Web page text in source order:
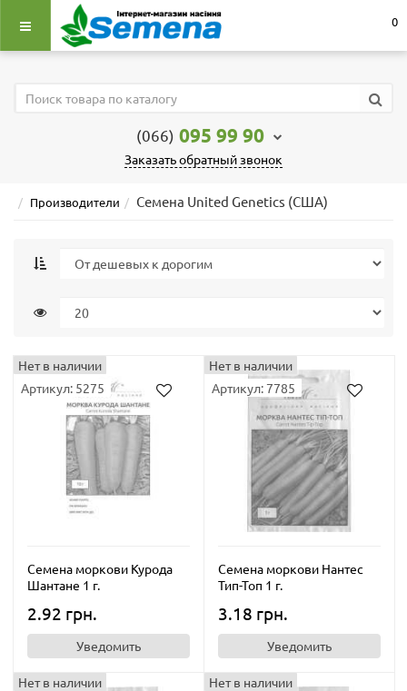
0
(066) 095 99 90
Заказать обратный звонок
Производители Семена United Genetics (США)
Нет в наличии
Артикул: 5275
Семена моркови Курода
Шантане 1 г.
2.92 грн.
Уведомить
Нет в наличии
Артикул: 7785
Семена моркови Нантес
Тип-Топ 1 г.
3.18 грн.
Уведомить
Нет в наличии
Нет в наличии